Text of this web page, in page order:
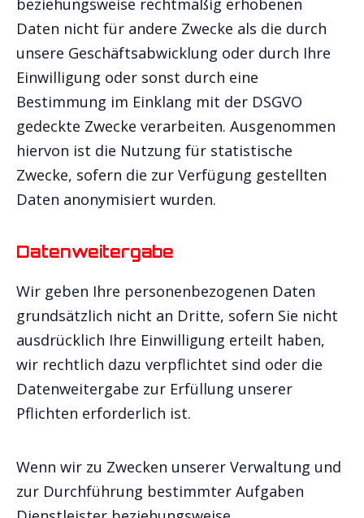
beziehungsweise rechtmäßig erhobenen
Daten nicht für andere Zwecke als die durch
unsere Geschäftsabwicklung oder durch Ihre
Einwilligung oder sonst durch eine
Bestimmung im Einklang mit der DSGVO
gedeckte Zwecke verarbeiten. Ausgenommen
hiervon ist die Nutzung für statistische
Zwecke, sofern die zur Verfügung gestellten
Daten anonymisiert wurden.
Datenweitergabe
Wir geben Ihre personenbezogenen Daten
grundsätzlich nicht an Dritte, sofern Sie nicht
ausdrücklich Ihre Einwilligung erteilt haben,
wir rechtlich dazu verpflichtet sind oder die
Datenweitergabe zur Erfüllung unserer
Pflichten erforderlich ist.
Wenn wir zu Zwecken unserer Verwaltung und
zur Durchführung bestimmter Aufgaben